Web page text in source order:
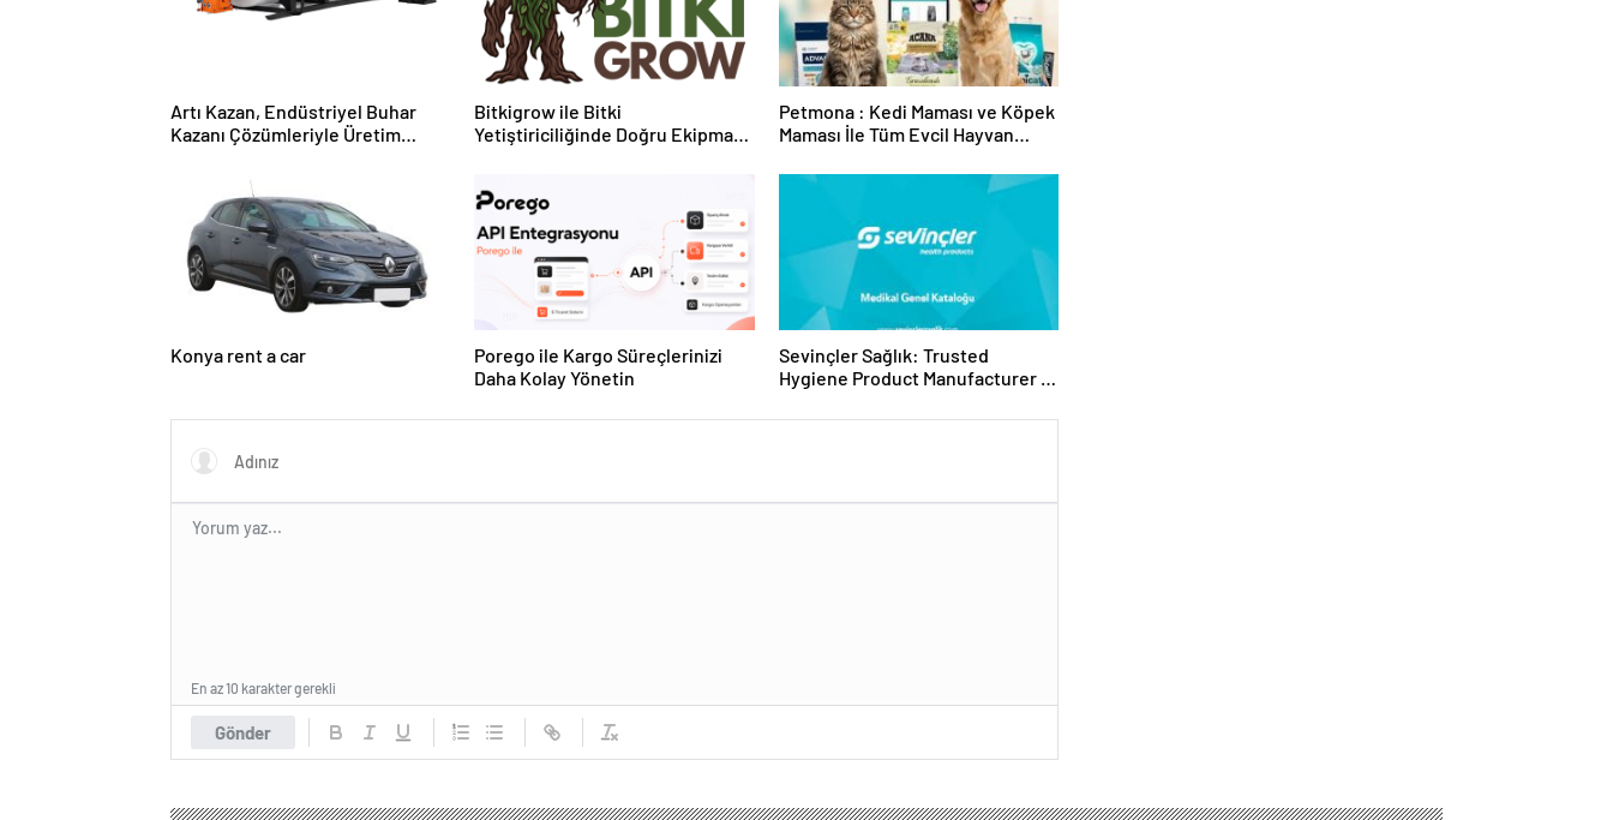
Artı Kazan, Endüstriyel Buhar
Kazanı Çözümleriyle Üretim
Bitkigrow ile Bitki
Yetiştiriciliğinde Doğru Ekipman
Petmona : Kedi Maması ve Köpek
Maması İle Tüm Evcil Hayvan
Konya rent a car
Porego ile Kargo Süreçlerinizi
Daha Kolay Yönetin
Sevinçler Sağlık: Trusted
Hygiene Product Manufacturer in
Gönder
En az 10 karakter gerekli